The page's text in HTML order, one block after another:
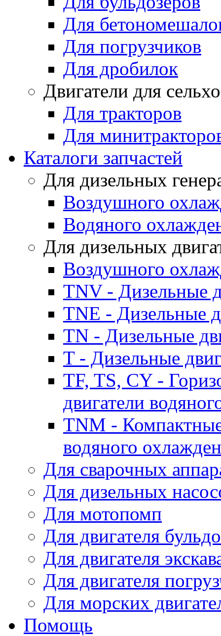
Для
Для погрузчиков
Для дробилок
Двигатели для
Для тракторов
Для
Каталоги запчастей
Для дизельных
Воздушного
Водяного
Для дизельных
Воздушного
TNV - Дизельные
TNE - Дизельные
TN - Дизельные
T - Дизельные
TF, TS, CY -
двигатели
TNM -
водяного
Для сварочных
Для дизельных
Для мотопомп
Для двигателя
Для двигателя
Для двигателя
Для морских
Помощь